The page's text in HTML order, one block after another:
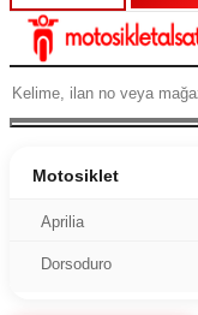
Motosiklet
Aprilia
Dorsoduro